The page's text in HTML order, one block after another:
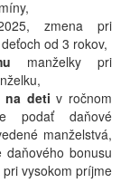
zmena pri
od 3 rokov,
manželky pri
na deti v ročnom
podať daňové
manželstvá,
bonusu
vysokom príjme